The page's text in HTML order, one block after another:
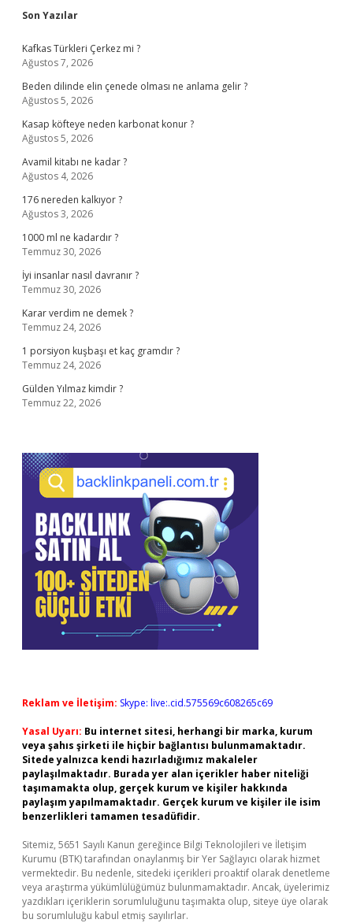
Sidebar
Son Yazılar
Kafkas Türkleri Çerkez mi ?
Ağustos 7, 2026
Beden dilinde elin çenede olması ne anlama gelir ?
Ağustos 5, 2026
Kasap köfteye neden karbonat konur ?
Ağustos 5, 2026
Avamil kitabı ne kadar ?
Ağustos 4, 2026
176 nereden kalkıyor ?
Ağustos 3, 2026
1000 ml ne kadardır ?
Temmuz 30, 2026
İyi insanlar nasıl davranır ?
Temmuz 30, 2026
Karar verdim ne demek ?
Temmuz 24, 2026
1 porsiyon kuşbaşı et kaç gramdır ?
Temmuz 24, 2026
Gülden Yılmaz kimdir ?
Temmuz 22, 2026
Reklam ve İletişim: Skype: live:.cid.575569c608265c69
Yasal Uyarı: Bu internet sitesi, herhangi bir marka, kurum
veya şahıs şirketi ile hiçbir bağlantısı bulunmamaktadır.
Sitede yalnızca kendi hazırladığımız makaleler
paylaşılmaktadır. Burada yer alan içerikler haber niteliği
taşımamakta olup, gerçek kurum ve kişiler hakkında
paylaşım yapılmamaktadır. Gerçek kurum ve kişiler ile isim
benzerlikleri tamamen tesadüfidir.
Sitemiz, 5651 Sayılı Kanun gereğince Bilgi Teknolojileri ve İletişim
Kurumu (BTK) tarafından onaylanmış bir Yer Sağlayıcı olarak hizmet
vermektedir. Bu nedenle, sitedeki içerikleri proaktif olarak denetleme
veya araştırma yükümlülüğümüz bulunmamaktadır. Ancak, üyelerimiz
yazdıkları içeriklerin sorumluluğunu taşımakta olup, siteye üye olarak
bu sorumluluğu kabul etmiş sayılırlar.